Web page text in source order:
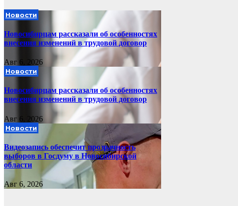
Новости
Новосибирцам рассказали об особенностях
внесения изменений в трудовой договор
Авг 6, 2026
Новости
Новосибирцам рассказали об особенностях
внесения изменений в трудовой договор
Авг 6, 2026
Новости
Видеозапись обеспечит прозрачность
выборов в Госдуму в Новосибирской
области
Авг 6, 2026